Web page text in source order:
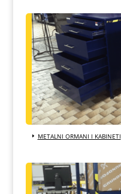
METALNI ORMANI I KABINETI